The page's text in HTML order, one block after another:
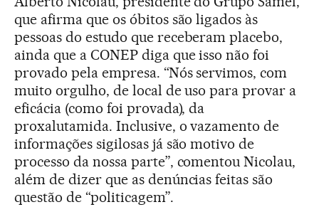
que afirma que os óbitos são ligados às
pessoas do estudo que receberam placebo,
ainda que a CONEP diga que isso não foi
provado pela empresa. “Nós servimos, com
muito orgulho, de local de uso para provar a
eficácia (como foi provada), da
proxalutamida. Inclusive, o vazamento de
informações sigilosas já são motivo de
processo da nossa parte”, comentou Nicolau,
além de dizer que as denúncias feitas são
questão de “politicagem”.